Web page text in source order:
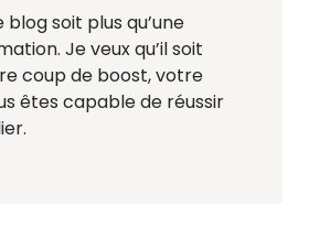
blog soit plus qu’une
Je veux qu’il soit
coup de boost, votre
êtes capable de réussir